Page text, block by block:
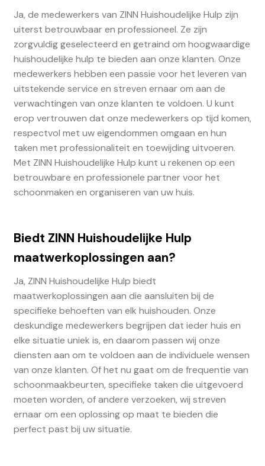
Ja, de medewerkers van ZINN Huishoudelijke Hulp zijn
uiterst betrouwbaar en professioneel. Ze zijn
zorgvuldig geselecteerd en getraind om hoogwaardige
huishoudelijke hulp te bieden aan onze klanten. Onze
medewerkers hebben een passie voor het leveren van
uitstekende service en streven ernaar om aan de
verwachtingen van onze klanten te voldoen. U kunt
erop vertrouwen dat onze medewerkers op tijd komen,
respectvol met uw eigendommen omgaan en hun
taken met professionaliteit en toewijding uitvoeren.
Met ZINN Huishoudelijke Hulp kunt u rekenen op een
betrouwbare en professionele partner voor het
schoonmaken en organiseren van uw huis.
Biedt ZINN Huishoudelijke Hulp
maatwerkoplossingen aan?
Ja, ZINN Huishoudelijke Hulp biedt
maatwerkoplossingen aan die aansluiten bij de
specifieke behoeften van elk huishouden. Onze
deskundige medewerkers begrijpen dat ieder huis en
elke situatie uniek is, en daarom passen wij onze
diensten aan om te voldoen aan de individuele wensen
van onze klanten. Of het nu gaat om de frequentie van
schoonmaakbeurten, specifieke taken die uitgevoerd
moeten worden, of andere verzoeken, wij streven
ernaar om een oplossing op maat te bieden die
perfect past bij uw situatie.